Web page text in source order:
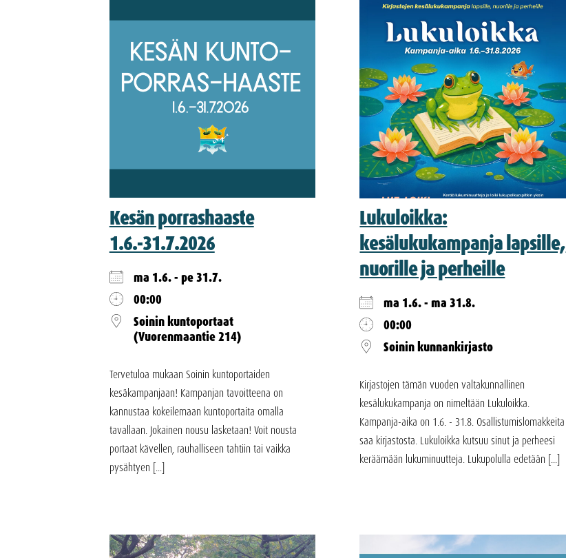
Kesän porrashaaste
1.6.-31.7.2026
ma 1.6. - pe 31.7.
00:00
Soinin kuntoportaat
(Vuorenmaantie 214)
Tervetuloa mukaan Soinin kuntoportaiden
kesäkampanjaan! Kampanjan tavoitteena on
kannustaa kokeilemaan kuntoportaita omalla
tavallaan. Jokainen nousu lasketaan! Voit nousta
portaat kävellen, rauhalliseen tahtiin tai vaikka
pysähtyen [...]
Lukuloikka:
kesälukukampanja lapsille,
nuorille ja perheille
ma 1.6. - ma 31.8.
00:00
Soinin kunnankirjasto
Kirjastojen tämän vuoden valtakunnallinen
kesälukukampanja on nimeltään Lukuloikka.
Kampanja-aika on 1.6. - 31.8. Osallistumislomakkeita
saa kirjastosta. Lukuloikka kutsuu sinut ja perheesi
keräämään lukuminuutteja. Lukupolulla edetään [...]